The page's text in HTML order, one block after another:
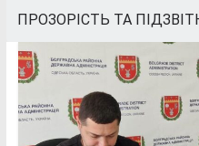
ПРОЗОРІСТЬ ТА